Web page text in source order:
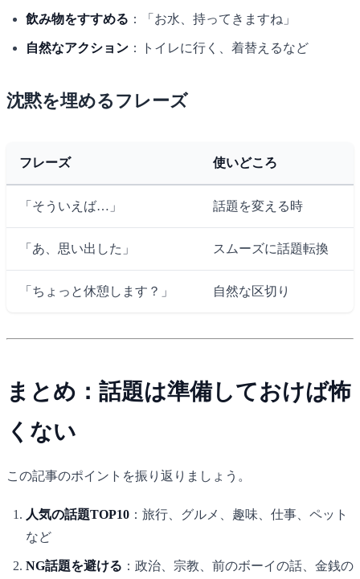
飲み物をすすめる ：「お水、持ってきますね」
自然なアクション ：トイレに行く、着替えるなど
沈黙を埋めるフレーズ
フレーズ 使いどころ
「そういえば…」 話題を変える時
「あ、思い出した」 スムーズに話題転換
「ちょっと休憩します？」 自然な区切り
まとめ：話題は準備しておけば怖
くない
この記事のポイントを振り返りましょう。
人気の話題TOP10 ：旅行、グルメ、趣味、仕事、ペット
など
NG話題を避ける ：政治、宗教、前のボーイの話、金銭の